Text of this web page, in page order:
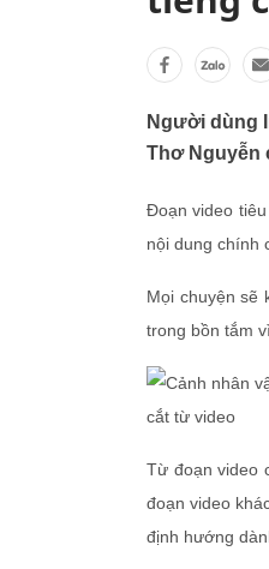
Người dùng
Thơ Nguyễn
Đoạn video
nội dung chính
Mọi chuyện sẽ
trong bồn tắm
Từ đoạn video
đoạn video
định hướng